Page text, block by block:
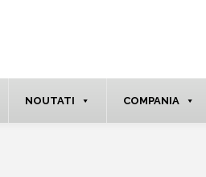
NOUTATI COMPANIA